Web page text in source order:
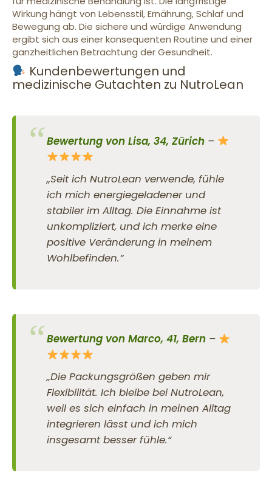
Wirkung hängt von Lebensstil, Ernährung, Schlaf und
Bewegung ab. Die sichere und würdige Anwendung
ergibt sich aus einer konsequenten Routine und einer
ganzheitlichen Betrachtung der Gesundheit.
Kundenbewertungen und
medizinische Gutachten zu NutroLean
Bewertung von Lisa, 34, Zürich –
„Seit ich NutroLean verwende, fühle
ich mich energiegeladener und
stabiler im Alltag. Die Einnahme ist
unkompliziert, und ich merke eine
positive Veränderung in meinem
Wohlbefinden.”
Bewertung von Marco, 41, Bern –
„Die Packungsgrößen geben mir
Flexibilität. Ich bleibe bei NutroLean,
weil es sich einfach in meinen Alltag
integrieren lässt und ich mich
insgesamt besser fühle.“